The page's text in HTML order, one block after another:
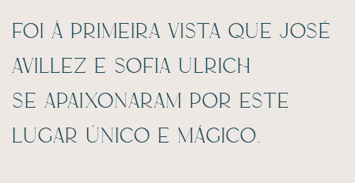
Foi à primeira vista que José
Avillez e Sofia Ulrich
se apaixonaram por este
lugar único e mágico.